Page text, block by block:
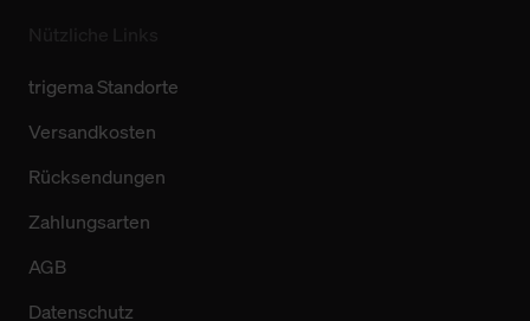
trigema Standorte
Versandkosten
Rücksendungen
Zahlungsarten
AGB
Datenschutz